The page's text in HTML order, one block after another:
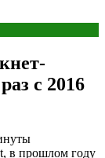
с 2016
в прошлом году